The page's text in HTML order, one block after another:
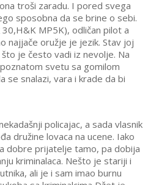
troši zaradu. I pored svega
sposobna da se brine o sebi.
MP5K), odličan pilot a
najjače oružje je jezik. Stav joj
je često vadi iz nevolje. Na
svetu sa gomilom
se snalazi, vara i krade da bi
policajac, a sada vlasnik
družine lovaca na ucene. Iako
dobre prijatelje tamo, pa dobija
kriminalaca. Nešto je stariji i
ali je i sam imao burnu